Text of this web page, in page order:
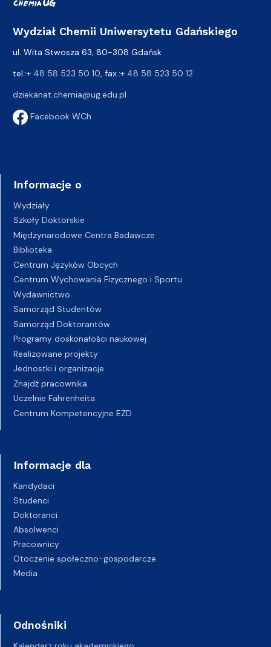
Wydział Chemii Uniwersytetu Gdańskiego
ul. Wita Stwosza 63, 80-308 Gdańsk
tel.:+ 48 58 523 50 10 , fax.:+ 48 58 523 50 12
dziekanat.chemia@ug.edu.pl
Facebook WCh
Informacje o
Wydziały
Szkoły Doktorskie
Międzynarodowe Centra Badawcze
Biblioteka
Centrum Języków Obcych
Centrum Wychowania Fizycznego i Sportu
Wydawnictwo
Samorząd Studentów
Samorząd Doktorantów
Programy doskonałości naukowej
Realizowane projekty
Jednostki i organizacje
Znajdź pracownika
Uczelnie Fahrenheita
Centrum Kompetencyjne EZD
Informacje dla
Kandydaci
Studenci
Doktoranci
Absolwenci
Pracownicy
Otoczenie społeczno-gospodarcze
Media
Odnośniki